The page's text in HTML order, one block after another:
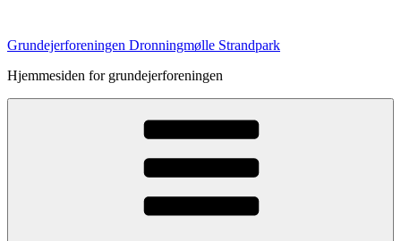
indhold
Grundejerforeningen Dronningmølle Strandpark
Hjemmesiden for grundejerforeningen